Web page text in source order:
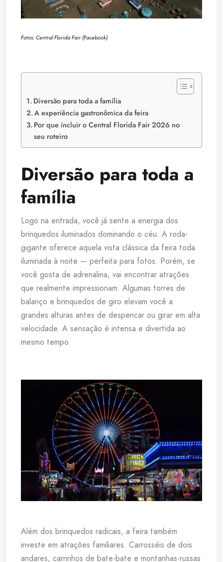
Fotos: Central Florida Fair (Facebook)
Diversão para toda a família
A experiência gastronômica da feira
Por que incluir o Central Florida Fair 2026 no
seu roteiro
Diversão para toda a
família
Logo na entrada, você já sente a energia dos
brinquedos iluminados dominando o céu. A roda-
gigante oferece aquela vista clássica da feira toda
iluminada à noite — perfeita para fotos. Porém, se
você gosta de adrenalina, vai encontrar atrações
que realmente impressionam. Algumas torres de
balanço e brinquedos de giro elevam você a
grandes alturas antes de despencar ou girar em alta
velocidade. A sensação é intensa e divertida ao
mesmo tempo.
Além dos brinquedos radicais, a feira também
investe em atrações familiares. Carrosséis de dois
andares, carrinhos de bate-bate e montanhas-russas